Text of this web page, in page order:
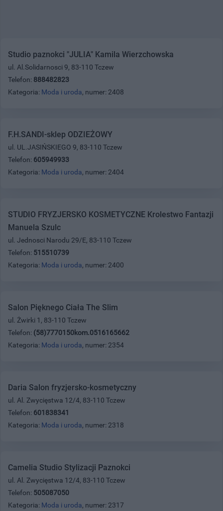
Studio paznokci "JULIA" Kamila Wierzchowska
ul. Al.Solidarnosci 9, 83-110 Tczew
Telefon: 888482823
Kategoria: Moda i uroda, numer: 2408
F.H.SANDI-sklep ODZIEŻOWY
ul. UL.JASIŃSKIEGO 9, 83-110 Tczew
Telefon: 605949933
Kategoria: Moda i uroda, numer: 2404
STUDIO FRYZJERSKO KOSMETYCZNE Krolestwo Fantazji
Manuela Szulc
ul. Jednosci Narodu 29/E, 83-110 Tczew
Telefon: 515510739
Kategoria: Moda i uroda, numer: 2400
Salon Pięknego Ciała The Slim
ul. Żwirki 1, 83-110 Tczew
Telefon: (58)7770150kom.0516165662
Kategoria: Moda i uroda, numer: 2354
Daria Salon fryzjersko-kosmetyczny
ul. Al. Zwycięstwa 12/4, 83-110 Tczew
Telefon: 601838341
Kategoria: Moda i uroda, numer: 2318
Camelia Studio Stylizacji Paznokci
ul. Al. Zwycięstwa 12/4, 83-110 Tczew
Telefon: 505087050
Kategoria: Moda i uroda, numer: 2317